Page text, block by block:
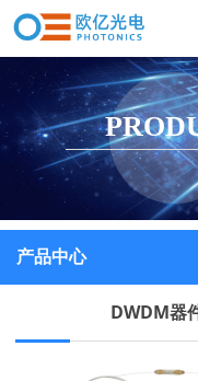
首页
关于我们
产品中心
产品画册
联系我们
DWDM器
产品中心